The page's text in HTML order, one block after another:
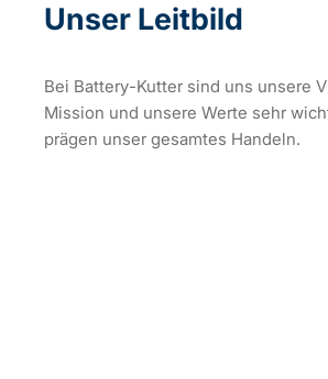
Unser Leitbild
Bei Battery-Kutter sind uns unsere
Mission und unsere Werte sehr
prägen unser gesamtes Handeln.